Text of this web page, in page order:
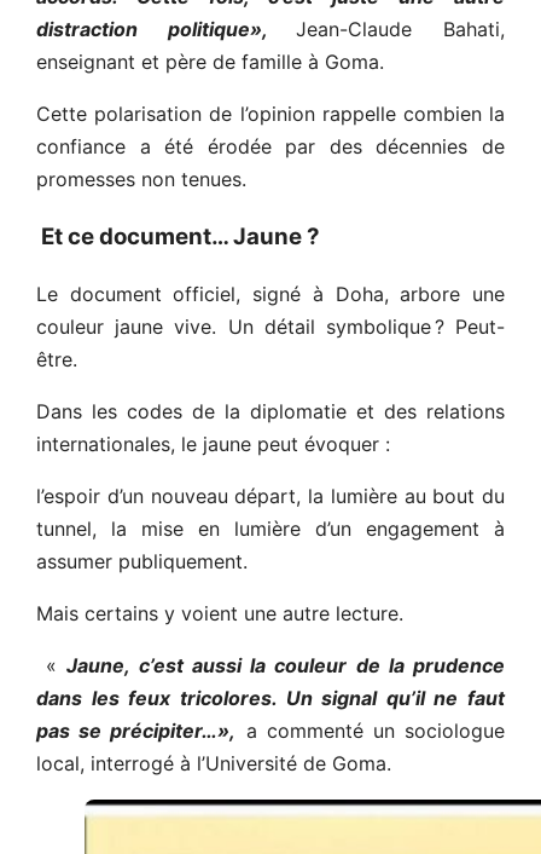
distraction politique»,Jean-Claude Bahati,
enseignant et père de famille à Goma.
Cette polarisation de l’opinion rappelle combien la
confiance a été érodée par des décennies de
promesses non tenues.
Et ce document… Jaune ?
Le document officiel, signé à Doha, arbore une
couleur jaune vive. Un détail symbolique ? Peut-
être.
Dans les codes de la diplomatie et des relations
internationales, le jaune peut évoquer :
l’espoir d’un nouveau départ, la lumière au bout du
tunnel, la mise en lumière d’un engagement à
assumer publiquement.
Mais certains y voient une autre lecture.
«Jaune, c’est aussi la couleur de la prudence
dans les feux tricolores. Un signal qu’il ne faut
pas se précipiter…», a commenté un sociologue
local, interrogé à l’Université de Goma.